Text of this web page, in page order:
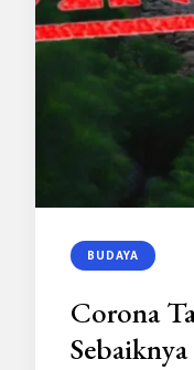
BUDAYA
Corona